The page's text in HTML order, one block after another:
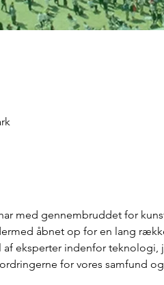
med gennembruddet for
åbnet op for en lang
eksperter indenfor
for vores samfund